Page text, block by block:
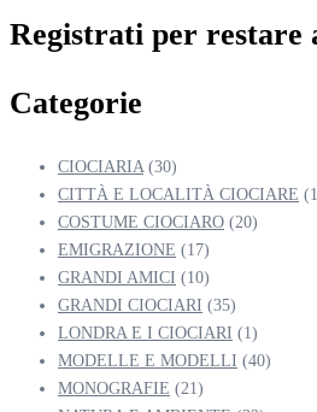
Registrati per restare
Categorie
CIOCIARIA(30)
CITTÀ E LOCALITÀ CIOCIARE
COSTUME CIOCIARO (20)
EMIGRAZIONE (17)
GRANDI AMICI (10)
GRANDI CIOCIARI (35)
LONDRA E I CIOCIARI (1)
MODELLE E MODELLI (40)
MONOGRAFIE (21)